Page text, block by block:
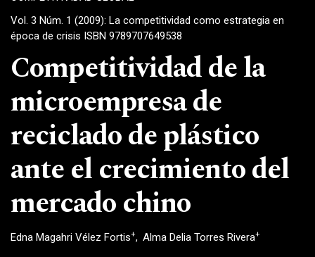
Vol. 3 Núm. 1 (2009): La competitividad como estrategia en
época de crisis ISBN 9789707649538
Competitividad de la
microempresa de
reciclado de plástico
ante el crecimiento del
mercado chino
Edna Magahri Vélez Fortis+ Alma Delia Torres Rivera+